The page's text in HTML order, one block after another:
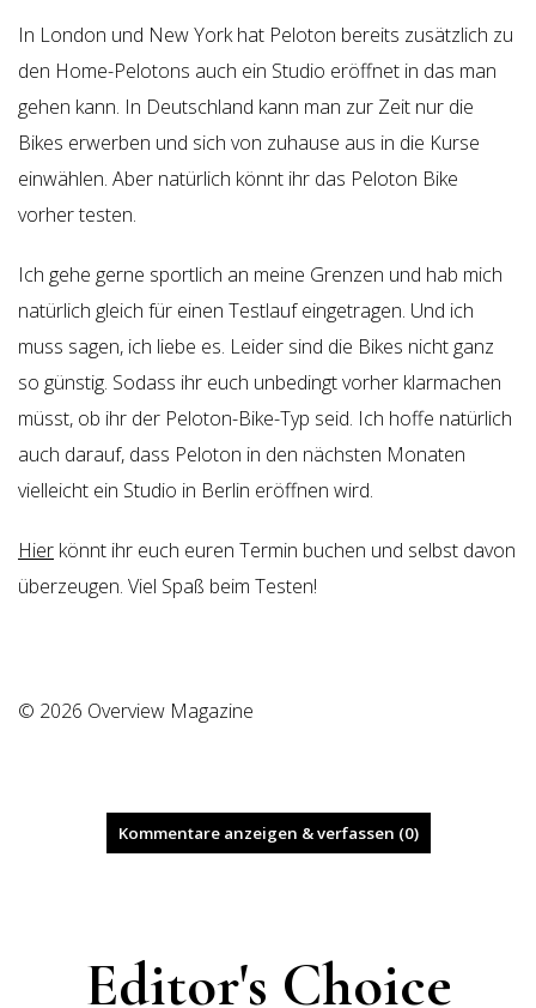
In London und New York hat Peloton bereits zusätzlich zu
den Home-Pelotons auch ein Studio eröffnet in das man
gehen kann. In Deutschland kann man zur Zeit nur die
Bikes erwerben und sich von zuhause aus in die Kurse
einwählen. Aber natürlich könnt ihr das Peloton Bike
vorher testen.
Ich gehe gerne sportlich an meine Grenzen und hab mich
natürlich gleich für einen Testlauf eingetragen. Und ich
muss sagen, ich liebe es. Leider sind die Bikes nicht ganz
so günstig. Sodass ihr euch unbedingt vorher klarmachen
müsst, ob ihr der Peloton-Bike-Typ seid. Ich hoffe natürlich
auch darauf, dass Peloton in den nächsten Monaten
vielleicht ein Studio in Berlin eröffnen wird.
Hier könnt ihr euch euren Termin buchen und selbst davon
überzeugen. Viel Spaß beim Testen!
© 2026 Overview Magazine
Kommentare anzeigen & verfassen (0)
Editor's Choice